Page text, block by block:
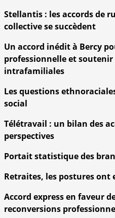
Stellantis : les accords de
collective se succèdent
Un accord inédit à Bercy
professionnelle et soutenir
intrafamiliales
Les questions
social
Télétravail : un bilan des
perspectives
Portait statistique des
Retraites, les postures ont
Accord express en faveur
reconversions